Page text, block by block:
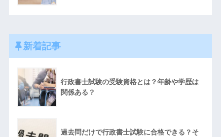
新着記事
行政書士試験の受験資格とは？年齢や学歴は
関係ある？
過去問だけで行政書士試験に合格できる？そ